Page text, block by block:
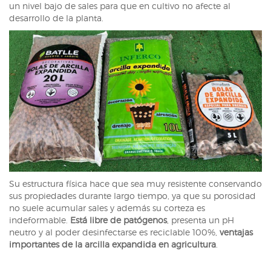
un nivel bajo de sales para que en cultivo no afecte al
desarrollo de la planta.
Su estructura física hace que sea muy resistente conservando
sus propiedades durante largo tiempo, ya que su porosidad
no suele acumular sales y además su corteza es
indeformable. Está libre de patógenos, presenta un pH
neutro y al poder desinfectarse es reciclable 100%, ventajas
importantes de la arcilla expandida en agricultura